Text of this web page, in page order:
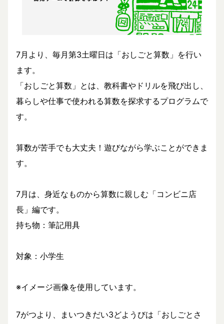
7月より、毎月第3土曜日は「おしごと算数」を行い
ます。
「おしごと算数」とは、教科書やドリルを飛び出し、
暮らしや仕事で使われる算数を探求するプログラムで
す。
算数が苦手でも大丈夫！遊びながら学ぶことができま
す。
7月は、身近なものから算数に親しむ「コンビニ店
長」編です。
持ち物：筆記用具
対象：小学生
※イメージ画像を使用しています。
7がつより、まいつきだい3どようびは「おしごとさ